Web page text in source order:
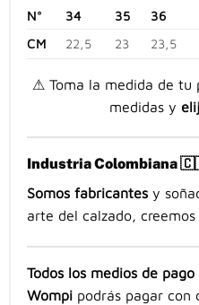
N° 34 35 36
CM
22,5 23 23,5
⚠ Toma la medida de tu
medidas y
Industria Colombiana
Somos fabricantesy
arte del calzado,
Todos los medios de
Wompipodrás pagar con